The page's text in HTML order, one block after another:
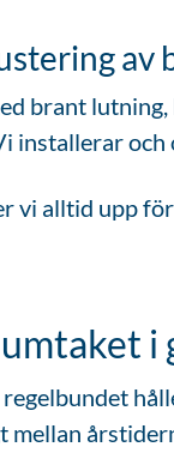
av
brant lutning,
installerar
vi alltid upp
i
mellan